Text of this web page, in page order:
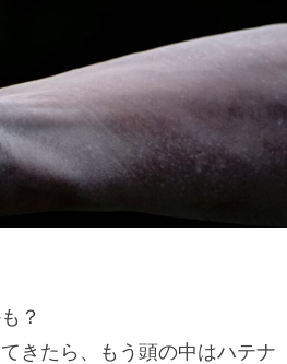
？
きたら、もう頭の中はハテナ